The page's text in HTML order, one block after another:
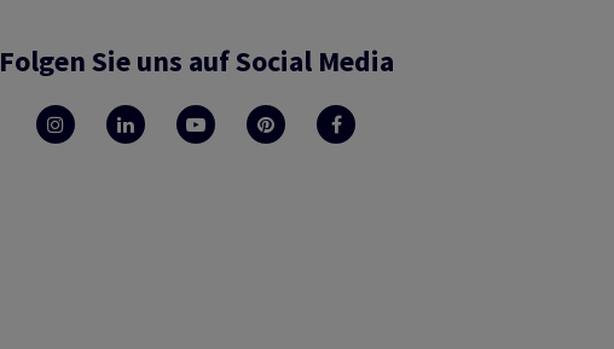
Folgen Sie uns auf Social Media